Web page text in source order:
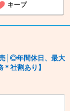
キープ
│◎年間休日、最大
社割あり】